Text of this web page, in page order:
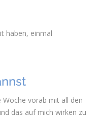
haben, einmal
Woche vorab mit all den
das auf mich wirken zu